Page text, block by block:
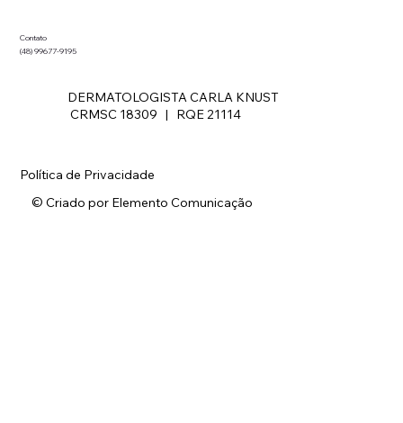
Política de Privacidade
© Criado por Elemento Comunicação
Contato
(48) 99677-9195
DERMATOLOGISTA CARLA KNUST
CRMSC 18309 | RQE 21114